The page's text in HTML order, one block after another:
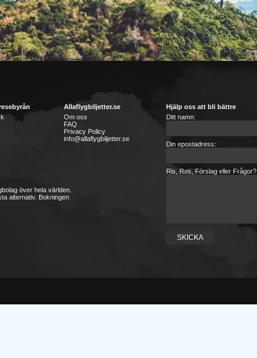
Allaflygbiljetter.se
Om oss
FAQ
Privacy Policy
info@allaflygbiljetter.se
över hela världen.
alternativ. Bokningen
Hjälp oss att bli bättre
Ditt namn:
Din epostadress:
Ris, Ros, Förslag eller Frågor?
SKICKA